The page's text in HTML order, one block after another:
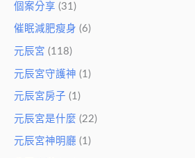
個案分享 (31)
催眠減肥瘦身 (6)
元辰宮 (118)
元辰宮守護神 (1)
元辰宮房子 (1)
元辰宮是什麼 (22)
元辰宮神明廳 (1)